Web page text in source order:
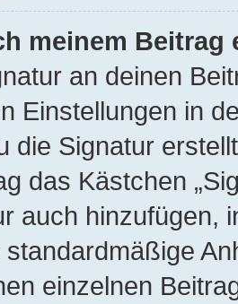
meinem
an deinen
Einstellungen in
die Signatur
das Kästchen
auch hinzufügen,
einzelnen